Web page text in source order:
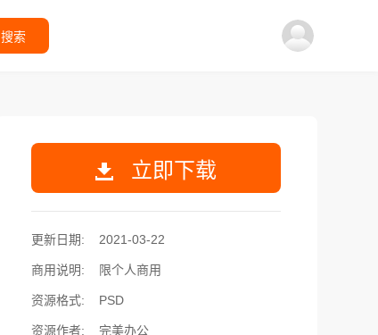
搜索
立即下载
更新日期: 2021-03-22
商用说明: 限个人商用
资源格式: PSD
资源作者: 完美办公